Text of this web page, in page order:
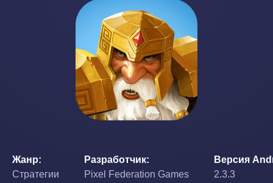
Жанр
Стратегии
Разработчик
Pixel Federation Games
Версия
2.3.3